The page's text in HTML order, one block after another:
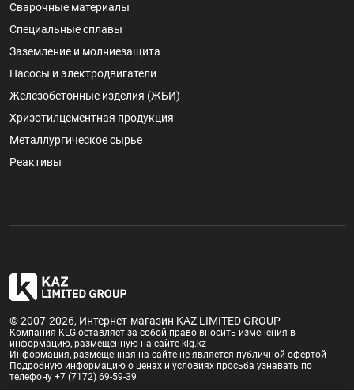
Сварочные материалы
Специальные сплавы
Заземление и молниезащита
Насосы и электродвигатели
Железобетонные изделия (ЖБИ)
Хризотилцементная продукция
Металлургическое сырье
Реактивы
© 2007-2026, Интернет-магазин KAZ LIMITED GROUP
Компания KLG оставляет за собой право вносить изменения в
информацию, размещенную на сайте klg.kz
Информация, размещенная на сайте не является публичной офертой
Подробную информацию о ценах и условиях просьба узнавать по
телефону +7 (7172) 69-59-39